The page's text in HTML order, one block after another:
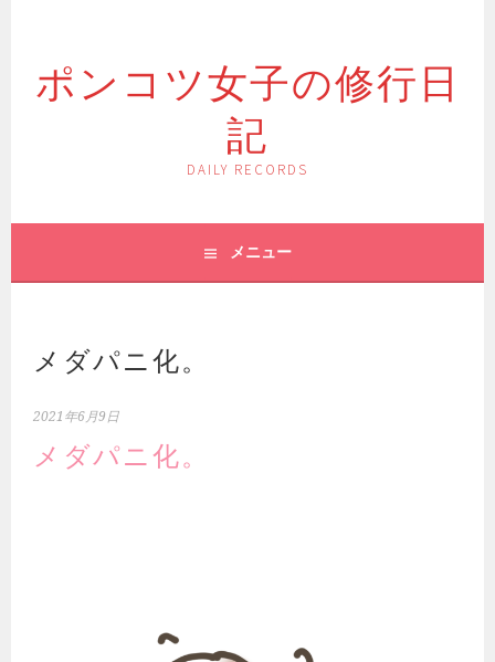
ッ
ポンコツ女子の修行日
記
DAILY RECORDS
メニュー
メダパニ化。
2021年6月9日
メダパニ化。